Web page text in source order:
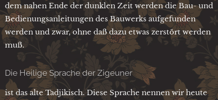
dem nahen Ende der dunklen Zeit werden die Bau- und
Bedienungsanleitungen des Bauwerks aufgefunden
werden und zwar, ohne daß dazu etwas zerstört werden
muß.
Die Heilige Sprache der Zigeuner
ist das alte Tadjikisch. Diese Sprache nennen wir heute